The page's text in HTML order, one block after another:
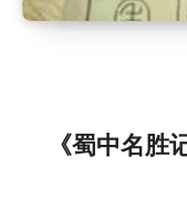
《蜀中名胜